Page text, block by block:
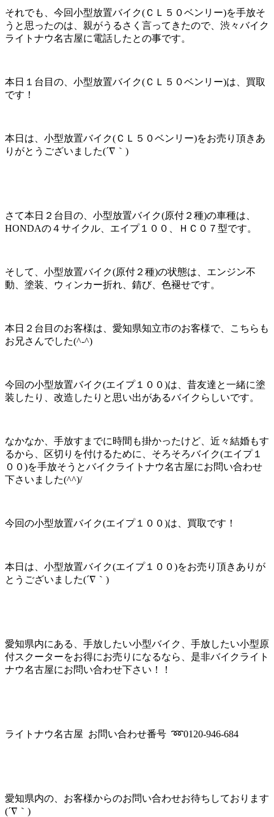
それでも、今回小型放置バイク(ＣＬ５０ベンリー)を手放そ
うと思ったのは、親がうるさく言ってきたので、渋々バイク
ライトナウ名古屋に電話したとの事です。
本日１台目の、小型放置バイク(ＣＬ５０ベンリー)は、買取
です！
本日は、小型放置バイク(ＣＬ５０ベンリー)をお売り頂きあ
りがとうございました(´∇｀)
さて本日２台目の、小型放置バイク(原付２種)の車種は、
HONDAの４サイクル、エイプ１００、ＨＣ０７型です。
そして、小型放置バイク(原付２種)の状態は、エンジン不
動、塗装、ウィンカー折れ、錆び、色褪せです。
本日２台目のお客様は、愛知県知立市のお客様で、こちらも
お兄さんでした(^-^)
今回の小型放置バイク(エイプ１００)は、昔友達と一緒に塗
装したり、改造したりと思い出があるバイクらしいです。
なかなか、手放すまでに時間も掛かったけど、近々結婚もす
るから、区切りを付けるために、そろそろバイク(エイプ１
００)を手放そうとバイクライトナウ名古屋にお問い合わせ
下さいました(^^)/
今回の小型放置バイク(エイプ１００)は、買取です！
本日は、小型放置バイク(エイプ１００)をお売り頂きありが
とうございました(´∇｀)
愛知県内にある、手放したい小型バイク、手放したい小型原
付スクーターをお得にお売りになるなら、是非バイクライト
ナウ名古屋にお問い合わせ下さい！！
ライトナウ名古屋 お問い合わせ番号 ➿0120-946-684
愛知県内の、お客様からのお問い合わせお待ちしております
(´∇｀)